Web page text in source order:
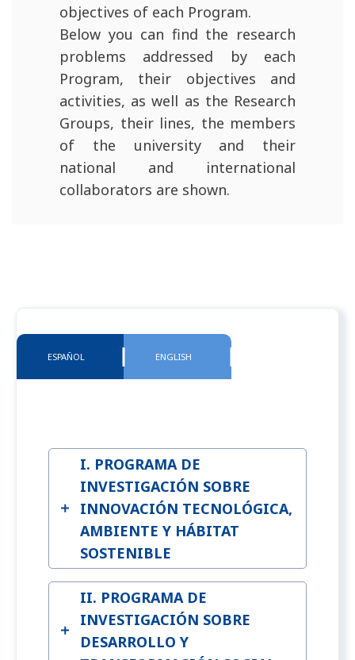
objectives of each Program.
Below you can find the research
problems addressed by each
Program, their objectives and
activities, as well as the Research
Groups, their lines, the members
of the university and their
national and international
collaborators are shown.
ESPAÑOL ENGLISH
I. PROGRAMA DE
INVESTIGACIÓN SOBRE
INNOVACIÓN TECNOLÓGICA,
AMBIENTE Y HÁBITAT
SOSTENIBLE
II. PROGRAMA DE
INVESTIGACIÓN SOBRE
DESARROLLO Y